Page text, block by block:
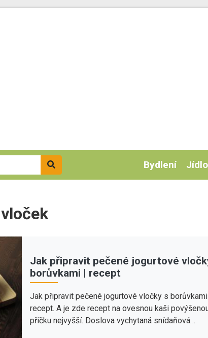
Bydlení Jídlo
Jak připravit pečené jogurtové
borůvkami | recept
Jak připravit pečené jogurtové vločky s
recept. A je zde recept na ovesnou kaši
příčku nejvyšší. Doslova vychytaná snídaňová…